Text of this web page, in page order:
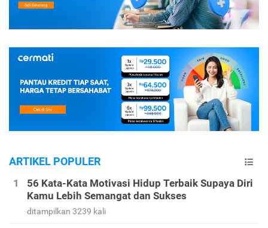
ARTIKEL POPULER
56 Kata-Kata Motivasi Hidup Terbaik Supaya Diri
Kamu Lebih Semangat dan Sukses
ditampilkan 3239 kali